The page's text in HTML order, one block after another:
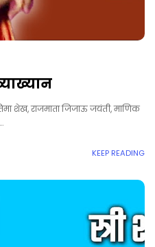
शेख, राजमाता जिजाऊ जयंती, माणिक
KEEP READING